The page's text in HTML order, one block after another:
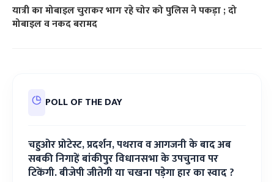
यात्री का मोबाइल चुराकर भाग रहे चोर को पुलिस ने पकड़ा ; दो
मोबाइल व नकद बरामद
POLL OF THE DAY
चहुओर प्रोटेस्ट, प्रदर्शन, पथराव व आगजनी के बाद अब
सबकी निगाहें बांकीपुर विधानसभा के उपचुनाव पर
टिकेंगी. बीजेपी जीतेगी या चखना पड़ेगा हार का स्वाद ?